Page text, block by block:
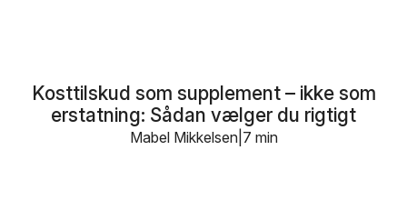
Kosttilskud som supplement – ikke som
erstatning: Sådan vælger du rigtigt
7 min
Mabel Mikkelsen